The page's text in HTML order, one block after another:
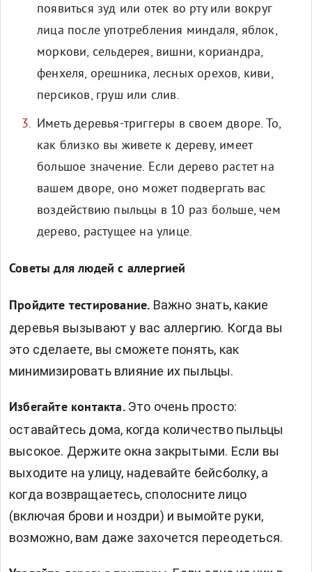
появиться зуд или отек во рту или вокруг
лица после употребления миндаля, яблок,
моркови, сельдерея, вишни, кориандра,
фенхеля, орешника, лесных орехов, киви,
персиков, груш или слив.
Иметь деревья-триггеры в своем дворе. То,
как близко вы живете к дереву, имеет
большое значение. Если дерево растет на
вашем дворе, оно может подвергать вас
воздействию пыльцы в 10 раз больше, чем
дерево, растущее на улице.
Советы для людей с аллергией
Пройдите тестирование. Важно знать, какие
деревья вызывают у вас аллергию. Когда вы
это сделаете, вы сможете понять, как
минимизировать влияние их пыльцы.
Избегайте контакта. Это очень просто:
оставайтесь дома, когда количество пыльцы
высокое. Держите окна закрытыми. Если вы
выходите на улицу, надевайте бейсболку, а
когда возвращаетесь, сполосните лицо
(включая брови и ноздри) и вымойте руки,
возможно, вам даже захочется переодеться.